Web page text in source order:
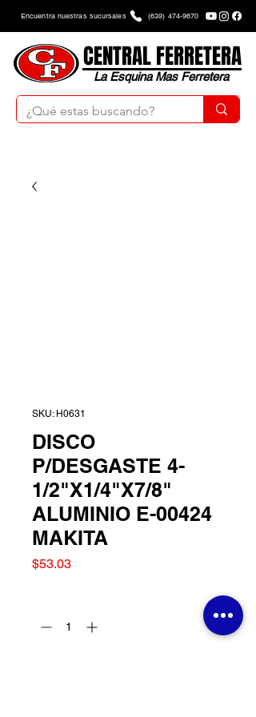
Encuentra nuestras sucursales (639) 474-9670
La Esquina Mas Ferretera
CENTRAL FERRETERA
SKU: H0631
DISCO
P/DESGASTE 4-
1/2"X1/4"X7/8"
ALUMINIO E-00424
MAKITA
$53.03Precio